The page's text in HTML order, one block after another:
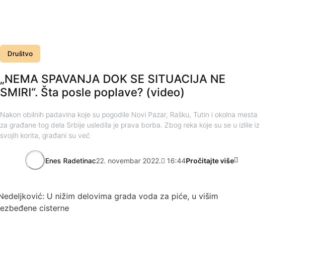
Društvo
„NEMA SPAVANJA DOK SE SITUACIJA NE
SMIRI“. Šta posle poplave? (video)
Nakon obilnih padavina koje su pogodile Novi Pazar, Rašku, Tutin i okolna mesta
za građane tog dela Srbije usledila je prava borba. Zbog reka koje su se u izlile iz
svojih korita, građani su već
Enes Radetinac22. novembar 2022. 16:44Pročitajte više